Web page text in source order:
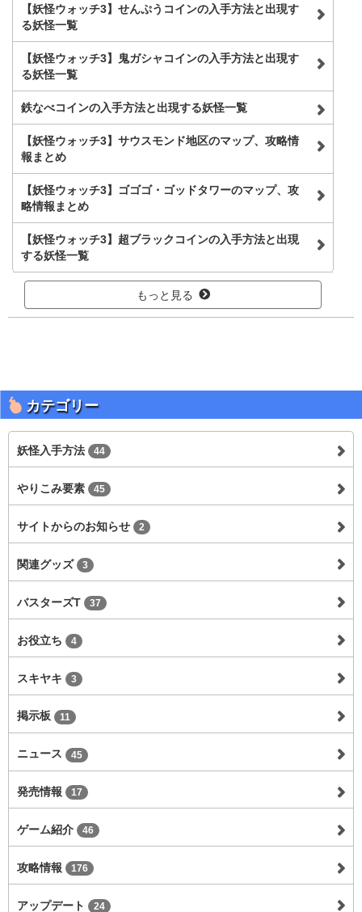
【妖怪ウォッチ3】せんぷうコインの入手方法と出現す
る妖怪一覧
【妖怪ウォッチ3】鬼ガシャコインの入手方法と出現す
る妖怪一覧
鉄なべコインの入手方法と出現する妖怪一覧
【妖怪ウォッチ3】サウスモンド地区のマップ、攻略情
報まとめ
【妖怪ウォッチ3】ゴゴゴ・ゴッドタワーのマップ、攻
略情報まとめ
【妖怪ウォッチ3】超ブラックコインの入手方法と出現
する妖怪一覧
もっと見る
カテゴリー
妖怪入手方法 44
やりこみ要素 45
サイトからのお知らせ 2
関連グッズ 3
バスターズT 37
お役立ち 4
スキヤキ 3
掲示板 11
ニュース 45
発売情報 17
ゲーム紹介 46
攻略情報 176
アップデート 24